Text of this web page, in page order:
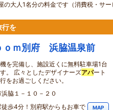
の大人1名分の料金です（消費税・サー
行を
ｏｍ別府 浜脇温泉前
を完備し、施設近くに無料駐車場1台
。 広々としたデザイナーズアパート
をお過ごしください。
脇１－１０－２０
徒歩4分！別府駅からもお車で
MAP